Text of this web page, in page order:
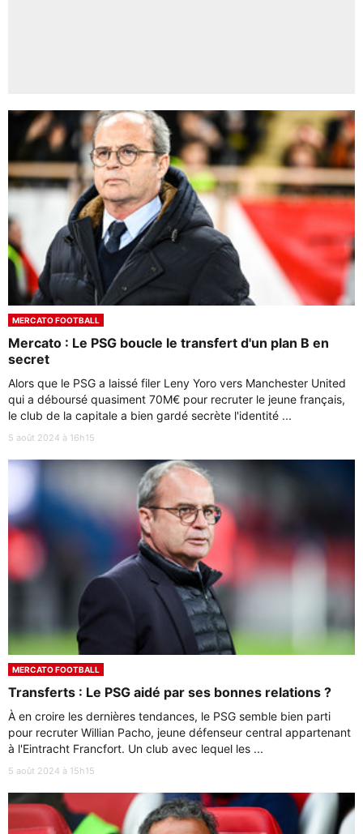
MERCATO FOOTBALL
Mercato : Le PSG boucle le transfert d'un plan B en
secret
Alors que le PSG a laissé filer Leny Yoro vers Manchester United
qui a déboursé quasiment 70M€ pour recruter le jeune français,
le club de la capitale a bien gardé secrète l'identité ...
5 août 2024 à 16h15
MERCATO FOOTBALL
Transferts : Le PSG aidé par ses bonnes relations ?
À en croire les dernières tendances, le PSG semble bien parti
pour recruter Willian Pacho, jeune défenseur central appartenant
à l'Eintracht Francfort. Un club avec lequel les ...
5 août 2024 à 15h15